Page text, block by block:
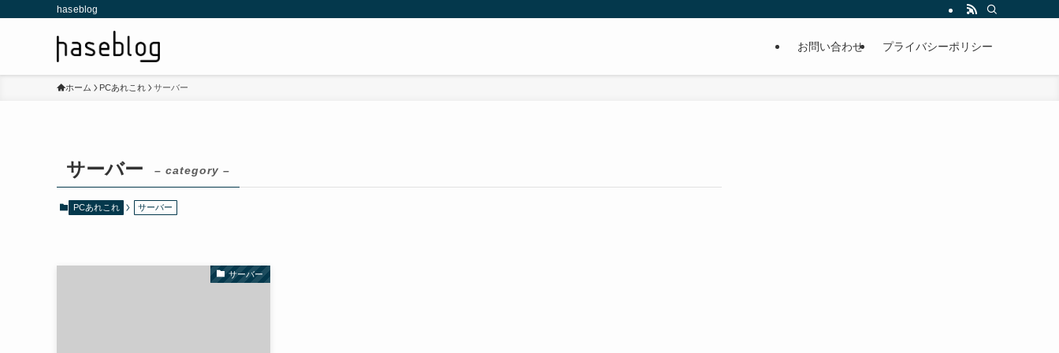
haseblog
お問い合わせ プライバシーポリシー
ホーム PCあれこれ サーバー
サーバー – category –
PCあれこれ サーバー
サーバー